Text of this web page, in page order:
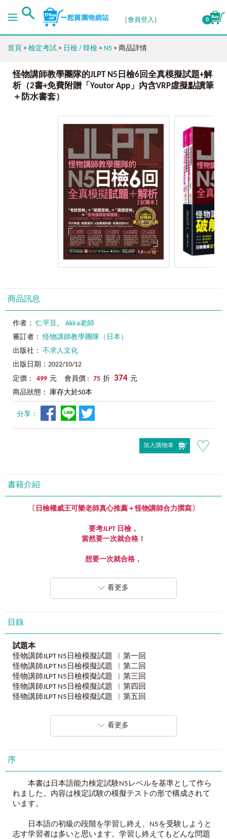
會員登入 0
首頁 > 檢定考試 > 日檢 / 韓檢 > N5 > 商品詳情
怪物講師教學團隊的JLPT N5日檢6回全真模擬試題+解
析（2書+免費附贈「Youtor App」內含VRP虛擬點讀筆
＋防水書套）
商品訊息
作者： 仁平亘、 Akira老師
審訂者：怪物講師教學團隊（日本）
出版社： 不求人文化
出版日期：2022/10/12
定價：
499 元 會員價 : 75 折 374 元
商品狀態： 庫存大於50本
分享：
加入購物車
書籍介紹
〔日檢權威王可樂老師真心推薦＋怪物講師合力撰寫〕
要考JLPT 日檢，
當然要一次就合格！
想要一次就合格，
並找專業的「怪物講師教學團隊」！
由「猜題怪物」+「解題怪物」+「考試怪物」組成的
最會猜題的「猜題怪物」！
日籍名師親撰最擬真
6回日檢模擬試題，
考點最精準、回數最紮實、宛如實際上6次考場
最會解題的「解題怪物」！
臺籍名師逐題解析6
回日檢模擬試題，
臺灣一年只有兩次考JLPT 日檢的機會，
擬真試題 X 關鍵文法 X 重點單字 = 保證合格，入手滿分！
★ 「怪物講師教學團隊」就是「考試怪物」+「解題怪物」+
怪物講師教學團隊的JLPT N5日檢6回全真模擬試題+解析 》
由各路高手齊心合力編審，打造出怪物級的日檢模擬試題！
看更多
目錄
試題本
怪物講師JLPT N5日檢模擬試題 ︳第一回
怪物講師JLPT N5日檢模擬試題 ︳第二回
怪物講師JLPT N5日檢模擬試題 ︳第三回
怪物講師JLPT N5日檢模擬試題 ︳第四回
怪物講師JLPT N5日檢模擬試題 ︳第五回
日檢簡介
怪物講師JLPT N5日檢模擬試題 答案＋解析 ︳第一回
怪物講師JLPT N5日檢模擬試題 答案＋解析 ︳第二回
怪物講師JLPT N5日檢模擬試題 答案＋解析 ︳第三回
怪物講師JLPT N5日檢模擬試題 答案＋解析 ︳第四回
怪物講師JLPT N5日檢模擬試題 答案＋解析 ︳第五回
怪物講師JLPT N5日檢模擬試題 答案＋解析 ︳第六回
看更多
序
本書は日本語能力検定試験N5レベルを基準として作ら
れました。内容は検定試験の模擬テストの形で構成されて
います。
日本語の初級の段階を学習し終え、N5を受験しようと
志す学習者は多いと思います。学習し終えてもどんな問題